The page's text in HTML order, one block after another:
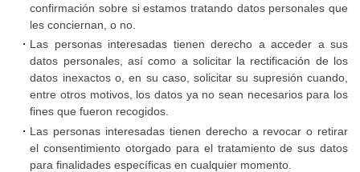
frente
al
acoso
abuso
sexual
confirmación sobre si estamos tratando datos personales que
les conciernan, o no.
Las personas interesadas tienen derecho a acceder a sus
datos personales, así como a solicitar la rectificación de los
datos inexactos o, en su caso, solicitar su supresión cuando,
entre otros motivos, los datos ya no sean necesarios para los
fines que fueron recogidos.
Las personas interesadas tienen derecho a revocar o retirar
el consentimiento otorgado para el tratamiento de sus datos
para finalidades específicas en cualquier momento.